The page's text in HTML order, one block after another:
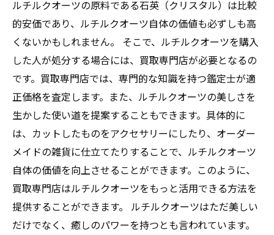
ルチルクオーツの原料である石英（クリスタル）は比較
的安価であり、ルチルクオーツ自体の価値も必ずしも高
くないかもしれません。 そこで、ルチルクオーツを購入
した人が処分する場合には、買取専門店が必要となるの
です。買取専門店では、専門的な知識を持つ鑑定士が適
正価格を査定します。また、ルチルクオーツの美しさを
生かした使い道を提案することもできます。具体的に
は、カットしたものをアクセサリーにしたり、オーダー
メイドの雑貨に仕立てたりすることで、ルチルクオーツ
自体の価値を向上させることができます。このように、
買取専門店はルチルクオーツをもっと活用できる方法を
提供することができます。 ルチルクオーツはただ美しい
だけでなく、癒しのパワーを持つとも言われています。